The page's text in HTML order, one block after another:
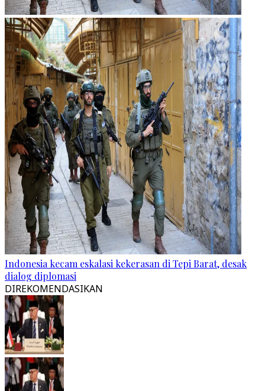
Indonesia kecam eskalasi kekerasan di Tepi Barat, desak
dialog diplomasi
DIREKOMENDASIKAN